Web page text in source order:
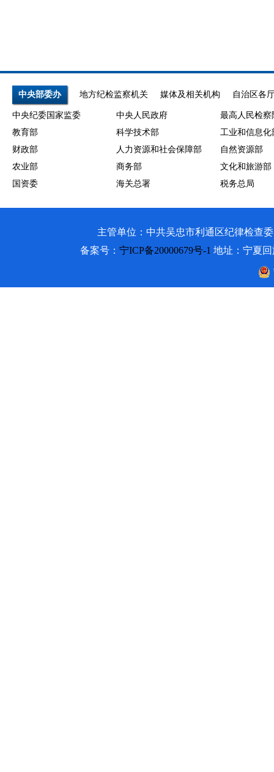
中央部委办 地方纪检监察机关 媒体及相关机构 自治区各
中央纪委国家监委 中央人民政府
最高人民检察
教育部
科学技术部
工业和信息化
财政部
人力资源和社会保障部
自然资源部
农业部
商务部
文化和旅游部
国资委
海关总署 税务总局
主管单位：中共吴忠市利通区纪律检查
备案号： 宁ICP备20000679号-1 地址：宁夏